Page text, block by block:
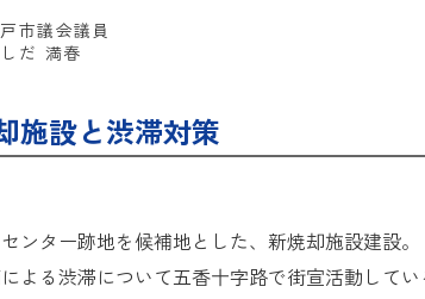
市議会議員
だ 満春
施設と渋滞対策
ンター跡地を候補地とした、新焼却施設建設。
よる渋滞について五香十字路で街宣活動してい